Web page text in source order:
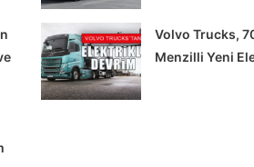
Volvo Trucks,
Menzilli Yeni